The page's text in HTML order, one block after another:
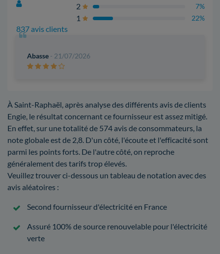
837 avis clients
2 7%
1 22%
Abasse - 21/07/2026
À Saint-Raphaël, après analyse des différents avis de clients
Engie, le résultat concernant ce fournisseur est assez mitigé.
En effet, sur une totalité de 574 avis de consommateurs, la
note globale est de 2,8. D'un côté, l'écoute et l'efficacité sont
parmi les points forts. De l'autre côté, on reproche
généralement des tarifs trop élevés.
Veuillez trouver ci-dessous un tableau de notation avec des
avis aléatoires :
Second fournisseur d'électricité en France
Assuré 100% de source renouvelable pour l'électricité
verte